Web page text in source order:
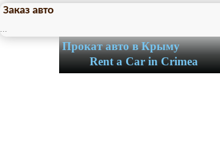
Заказ авто
...
Прокат авто в Крыму
Rent a Car in Crimea